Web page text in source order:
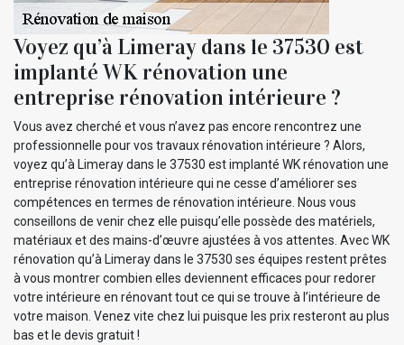
Voyez qu’à Limeray dans le 37530 est
implanté WK rénovation une
entreprise rénovation intérieure ?
Vous avez cherché et vous n’avez pas encore rencontrez une
professionnelle pour vos travaux rénovation intérieure ? Alors,
voyez qu’à Limeray dans le 37530 est implanté WK rénovation une
entreprise rénovation intérieure qui ne cesse d’améliorer ses
compétences en termes de rénovation intérieure. Nous vous
conseillons de venir chez elle puisqu’elle possède des matériels,
matériaux et des mains-d’œuvre ajustées à vos attentes. Avec WK
rénovation qu’à Limeray dans le 37530 ses équipes restent prêtes
à vous montrer combien elles deviennent efficaces pour redorer
votre intérieure en rénovant tout ce qui se trouve à l’intérieure de
votre maison. Venez vite chez lui puisque les prix resteront au plus
bas et le devis gratuit !